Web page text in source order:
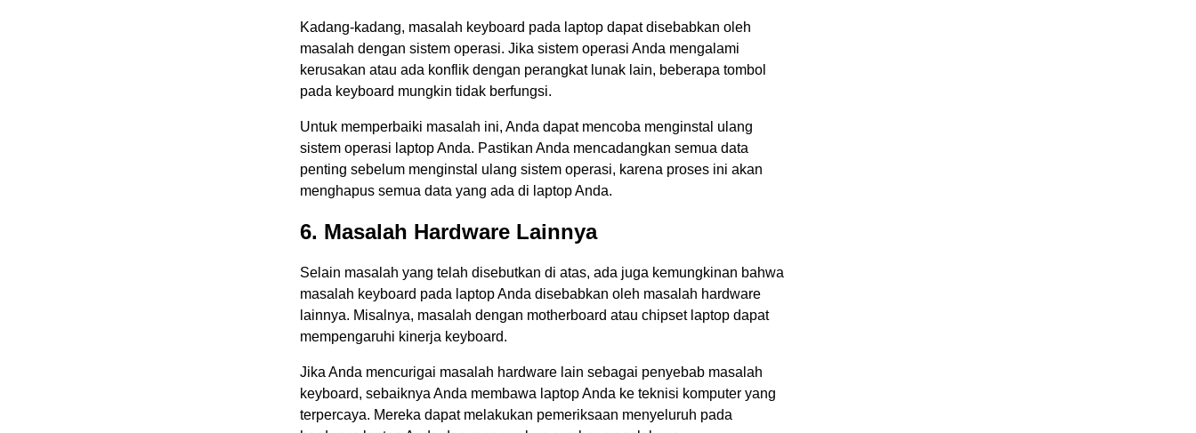
Kadang-kadang, masalah keyboard pada laptop dapat disebabkan oleh
masalah dengan sistem operasi. Jika sistem operasi Anda mengalami
kerusakan atau ada konflik dengan perangkat lunak lain, beberapa tombol
pada keyboard mungkin tidak berfungsi.
Untuk memperbaiki masalah ini, Anda dapat mencoba menginstal ulang
sistem operasi laptop Anda. Pastikan Anda mencadangkan semua data
penting sebelum menginstal ulang sistem operasi, karena proses ini akan
menghapus semua data yang ada di laptop Anda.
6. Masalah Hardware Lainnya
Selain masalah yang telah disebutkan di atas, ada juga kemungkinan bahwa
masalah keyboard pada laptop Anda disebabkan oleh masalah hardware
lainnya. Misalnya, masalah dengan motherboard atau chipset laptop dapat
mempengaruhi kinerja keyboard.
Jika Anda mencurigai masalah hardware lain sebagai penyebab masalah
keyboard, sebaiknya Anda membawa laptop Anda ke teknisi komputer yang
terpercaya. Mereka dapat melakukan pemeriksaan menyeluruh pada